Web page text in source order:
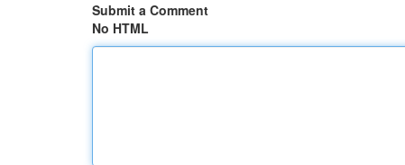
Submit a Comment
No HTML